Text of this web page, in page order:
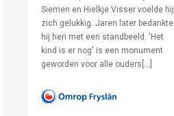
Siemen en Hielkje Visser voelde hij
zich gelukkig. Jaren later bedankte
hij hen met een standbeeld. 'Het
kind is er nog' is een monument
geworden voor alle ouders[…]